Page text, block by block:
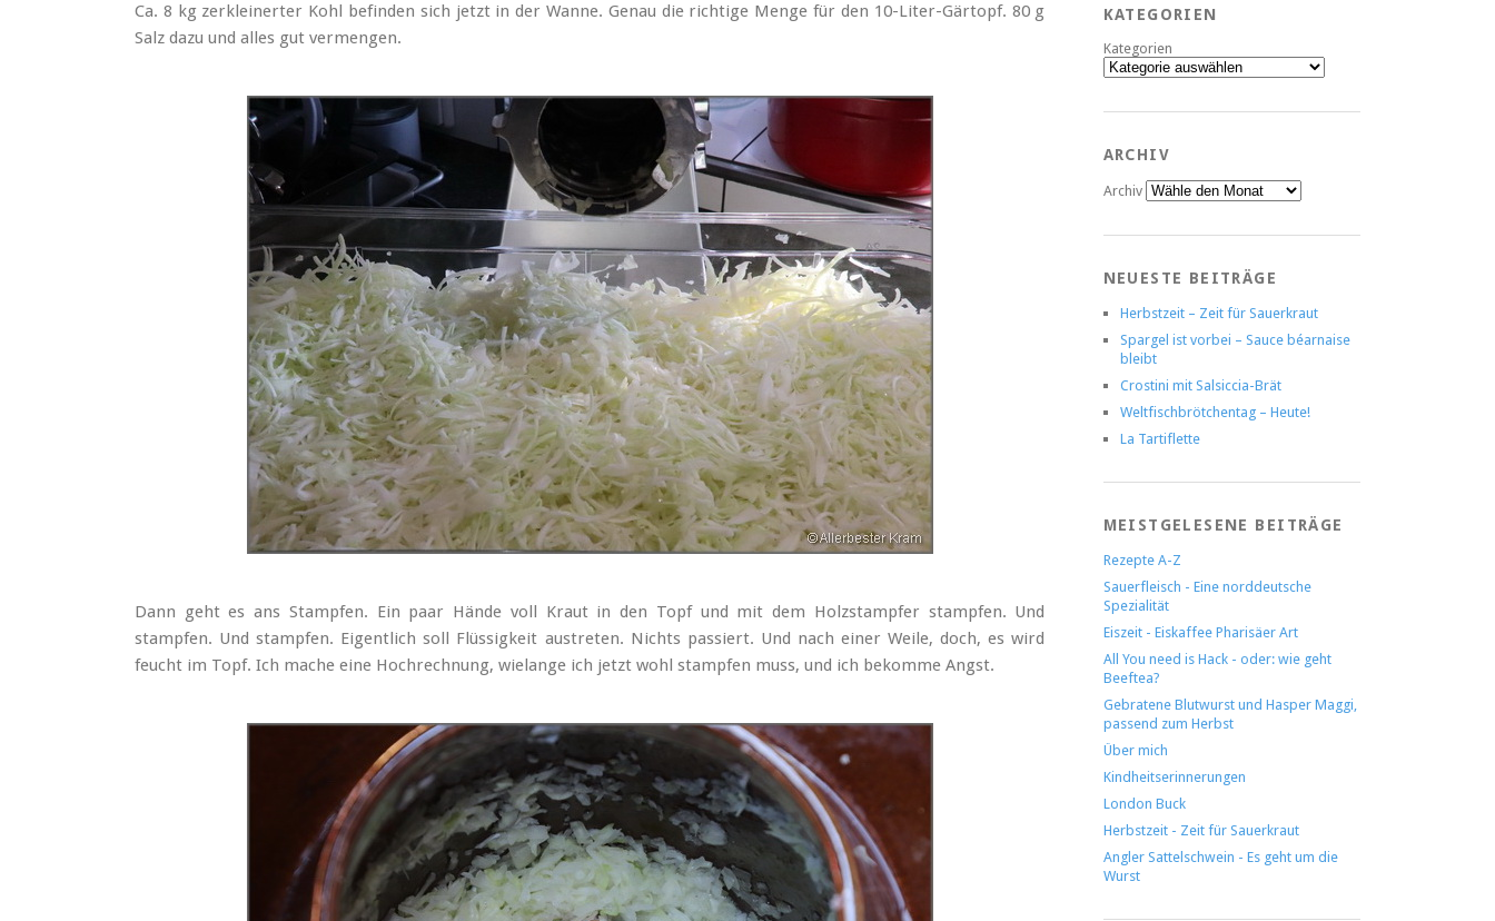
Ca. 8 kg zerkleinerter Kohl befinden sich jetzt in der Wanne. Genau die richtige Menge für den 10-Liter-Gärtopf. 80 g
Salz dazu und alles gut vermengen.
Dann geht es ans Stampfen. Ein paar Hände voll Kraut in den Topf und mit dem Holzstampfer stampfen. Und
stampfen. Und stampfen. Eigentlich soll Flüssigkeit austreten. Nichts passiert. Und nach einer Weile, doch, es wird
feucht im Topf. Ich mache eine Hochrechnung, wielange ich jetzt wohl stampfen muss, und ich bekomme Angst.
KATEGORIEN
Kategorien
ARCHIV
Archiv
NEUESTE BEITRÄGE
Herbstzeit – Zeit für Sauerkraut
Spargel ist vorbei – Sauce béarnaise
bleibt
Crostini mit Salsiccia-Brät
Weltfischbrötchentag – Heute!
La Tartiflette
MEISTGELESENE BEITRÄGE
Rezepte A-Z
Sauerfleisch - Eine norddeutsche
Spezialität
Eiszeit - Eiskaffee Pharisäer Art
All You need is Hack - oder: wie geht
Beeftea?
Gebratene Blutwurst und Hasper Maggi,
passend zum Herbst
Über mich
Kindheitserinnerungen
London Buck
Herbstzeit - Zeit für Sauerkraut
Angler Sattelschwein - Es geht um die
Wurst